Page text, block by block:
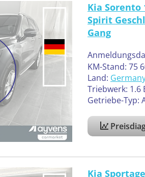
Kia Sorento
Spirit
Gang
KM-Stand: 75
Land:
Triebwerk: 1.6
Getriebe-Typ:
Kia